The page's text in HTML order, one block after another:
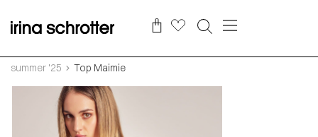
summer '25 Top Maimie